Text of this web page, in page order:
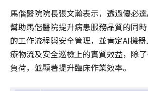
馬偕醫院院長張文瀚表示，透過優必達
幫助馬偕醫院提升病患服務品質的同
的工作流程與安全管理，並肯定AI機
療物流及安全巡檢上的實質效益，除
負荷，並顯著提升臨床作業效率。